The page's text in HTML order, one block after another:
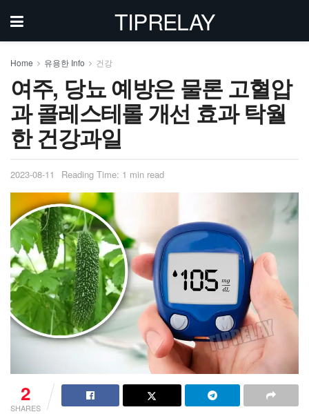
TIPRELAY
Home 유용한 Info 건강
여주, 당뇨 예방은 물론 고혈압
과 콜레스테롤 개선 효과 탁월
한 건강과일
2023-08-11 Reading Time: 1 min read
2
SHARES